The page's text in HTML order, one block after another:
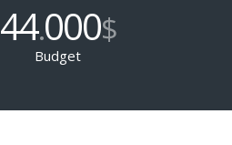
44.000$
Budget